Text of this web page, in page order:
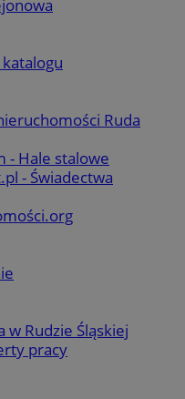
Ruda
- Hale stalowe
- Świadectwa
w Rudzie Śląskiej
pracy